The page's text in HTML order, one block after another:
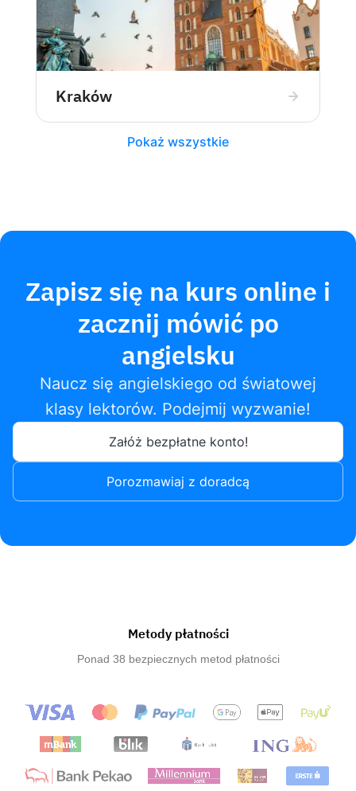
Kraków
Pokaż wszystkie
Zapisz się na kurs online i
zacznij mówić po
angielsku
Naucz się angielskiego od światowej
klasy lektorów. Podejmij wyzwanie!
Załóż bezpłatne konto!
Porozmawiaj z doradcą
Metody płatności
Ponad 38 bezpiecznych metod płatności